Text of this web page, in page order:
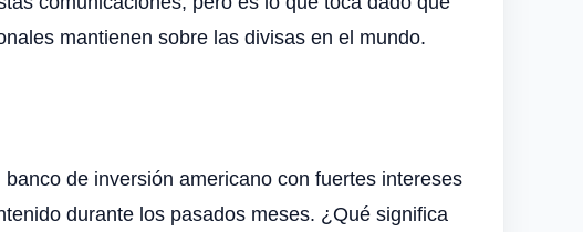
mantienen sobre las divisas en el mundo.
de inversión americano con fuertes intereses
durante los pasados meses. ¿Qué significa